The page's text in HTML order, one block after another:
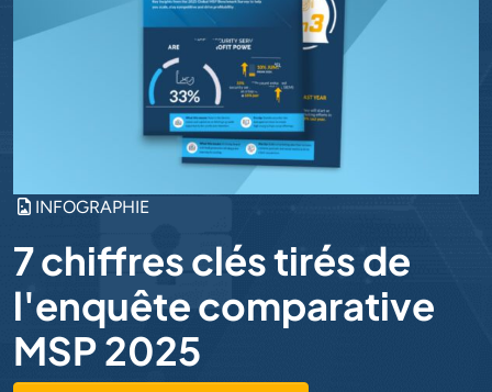
INFOGRAPHIE
7 chiffres clés tirés de
l'enquête comparative
MSP 2025